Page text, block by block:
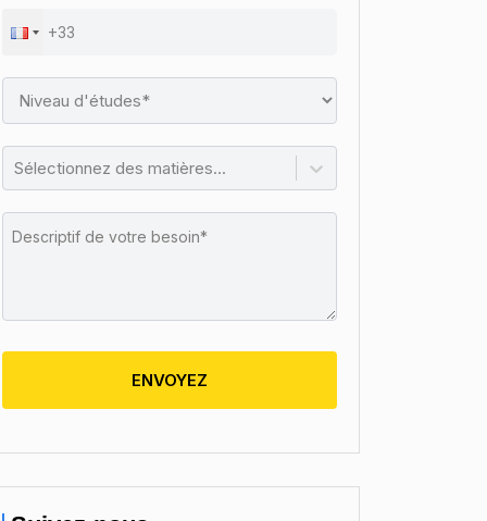
Sélectionnez des matières...
ENVOYEZ